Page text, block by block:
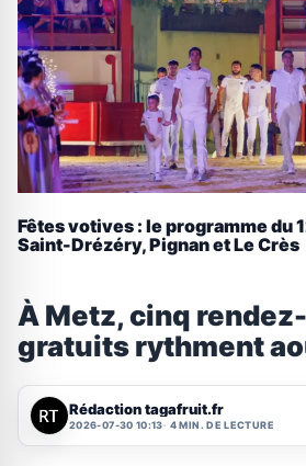
Fêtes votives : le programme du
Saint-Drézéry, Pignan et Le Crès
À Metz, cinq
gratuits rythment
Rédaction tagafruit.fr
2026-07-30 10:13 4 MIN. DE LECTURE